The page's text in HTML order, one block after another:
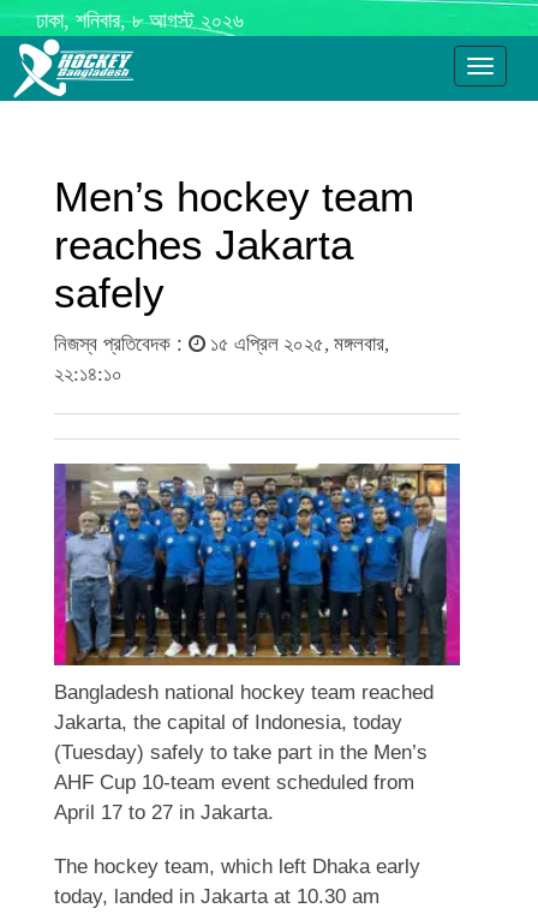
ঢাকা, শনিবার, ৮ আগস্ট ২০২৬
Toggle
Men’s hockey team
reaches Jakarta
safely
নিজস্ব প্রতিবেদক :
১৫ এপ্রিল ২০২৫, মঙ্গলবার,
২২:১৪:১০
Bangladesh national hockey team reached
Jakarta, the capital of Indonesia, today
(Tuesday) safely to take part in the Men’s
AHF Cup 10-team event scheduled from
April 17 to 27 in Jakarta.
The hockey team, which left Dhaka early
today, landed in Jakarta at 10.30 am